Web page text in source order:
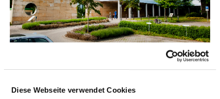
Diese Webseite verwendet Cookies